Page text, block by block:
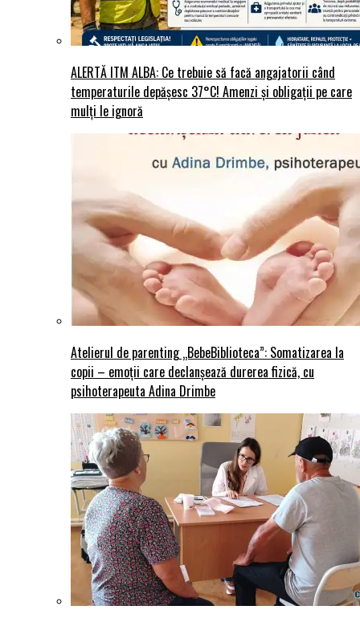
ALERTĂ ITM ALBA: Ce trebuie să facă angajatorii când
temperaturile depășesc 37°C! Amenzi și obligații pe care
mulți le ignoră
Atelierul de parenting „BebeBiblioteca”: Somatizarea la
copii – emoții care declanșează durerea fizică, cu
psihoterapeuta Adina Drimbe